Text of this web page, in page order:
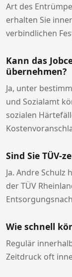
Art des
erhalten Sie
verbindlichen
Kann das
übernehmen?
Ja, unter
und Sozialamt
sozialen
Sind Sie TÜV-
Ja. Andre Schulz
der TÜV
Wie schnell
Regulär
Zeitdruck oft